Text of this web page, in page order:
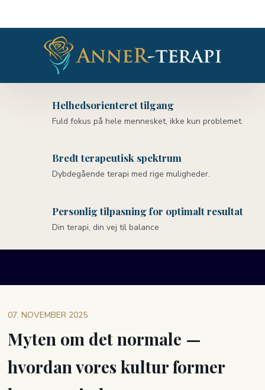
Helhedsorienteret tilgang
Fuld fokus på hele mennesket, ikke kun problemet.
Bredt terapeutisk spektrum
Dybdegående terapi med rige muligheder.
Personlig tilpasning for optimalt resultat
Din terapi, din vej til balance
07. NOVEMBER 2025
Myten om det normale —
hvordan vores kultur former